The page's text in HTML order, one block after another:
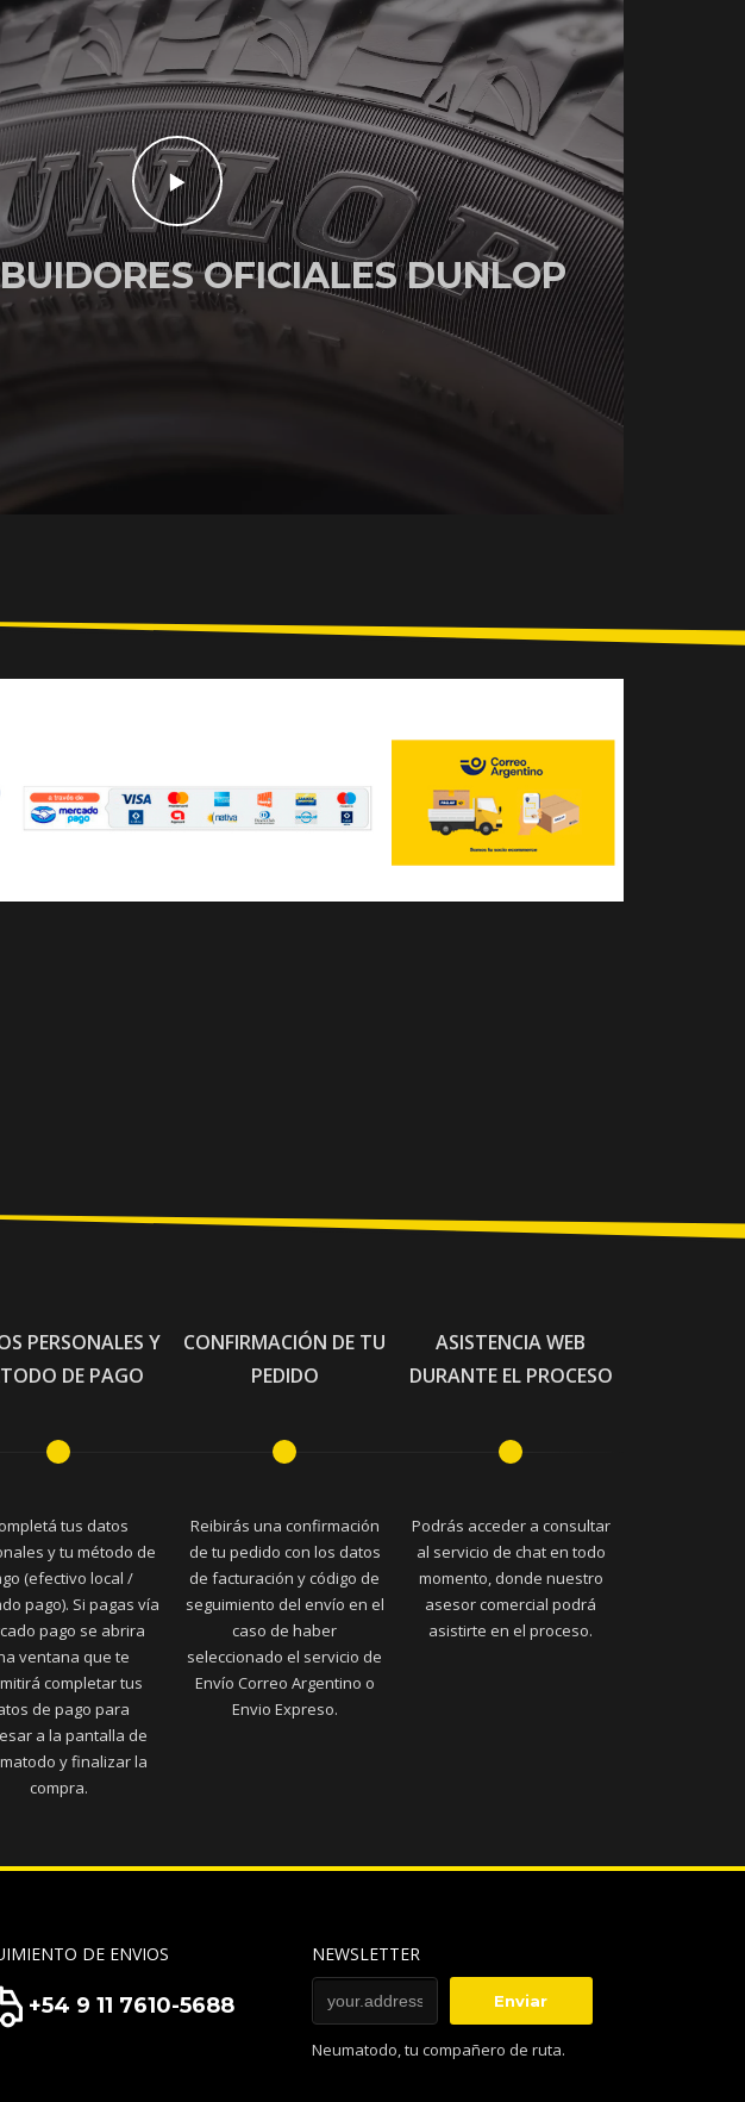
OFICIALES DUNLOP
PERSONALES Y
DE PAGO
tus datos
y tu método de
(efectivo local /
pago). Si pagas vía
pago se abrira
ventana que te
completar tus
de pago para
a la pantalla de
y finalizar la
compra.
CONFIRMACIÓN DE TU
PEDIDO
Reibirás una confirmación
de tu pedido con los datos
de facturación y código de
seguimiento del envío en el
caso de haber
seleccionado el servicio de
Envío Correo Argentino o
Envio Expreso.
ASISTENCIA WEB
DURANTE EL PROCESO
Podrás acceder a consultar
al servicio de chat en todo
momento, donde nuestro
asesor comercial podrá
asistirte en el proceso.
DE ENVIOS
+54 9 11 7610-5688
NEWSLETTER
Neumatodo, tu compañero de ruta.